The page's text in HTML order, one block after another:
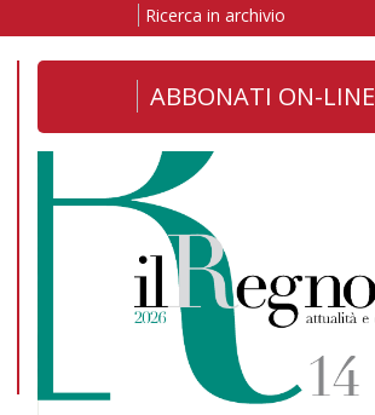
Ricerca in archivio
ABBONATI ON-LINE